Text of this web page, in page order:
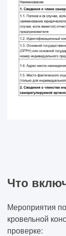
Что
Мероприятия
кровельной
проверке: